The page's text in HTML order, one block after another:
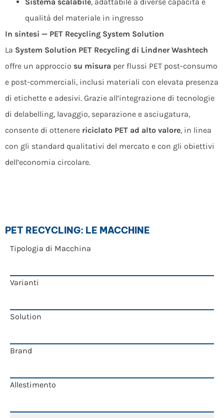
qualità del materiale in ingresso
In sintesi — PET Recycling System Solution
La System Solution PET Recycling di Lindner Washtech
offre un approccio su misura per flussi PET post-consumo
e post-commerciali, inclusi materiali con elevata presenza
di etichette e adesivi. Grazie all’integrazione di tecnologie
di delabelling, lavaggio, separazione e asciugatura,
consente di ottenere riciclato PET ad alto valore, in linea
con gli standard qualitativi del mercato e con gli obiettivi
dell’economia circolare.
PET RECYCLING: LE MACCHINE
Tipologia di Macchina
Varianti
Solution
Brand
Allestimento